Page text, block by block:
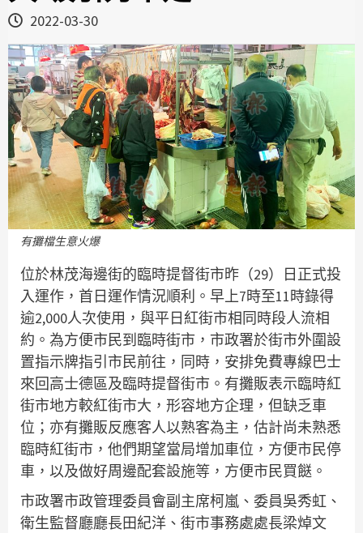
2022-03-30
有攤檔生意火爆
位於林茂海邊街的臨時提督街市昨（29）日正式投
入運作，首日運作情況順利。早上7時至11時錄得
逾2,000人次使用，與平日紅街市相同時段人流相
約。為方便市民到臨時街市，市政署於街市外圍設
置指示牌指引市民前往，同時，安排免費專線巴士
來回高士德區及臨時提督街市。有攤販表示臨時紅
街市地方較紅街市大，形容地方企理，但缺乏車
位；亦有攤販反應客人以熟客為主，估計尚未熟悉
臨時紅街市，他們期望當局增加車位，方便市民停
車，以及做好周邊配套設施等，方便市民買餸。
市政署市政管理委員會副主席柯嵐、委員吳秀虹、
衛生監督廳廳長田紀洋、街市事務處處長梁焯文